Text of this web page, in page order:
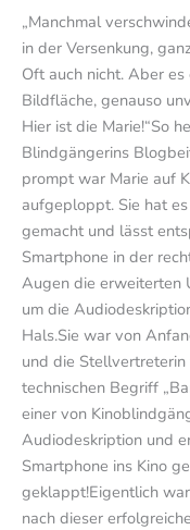
„Manchmal
in der Versenkung,
Oft auch nicht. Aber
Bildfläche, genauso
Hier ist die Marie!“So
Blindgängerins
prompt war Marie auf
aufgeploppt. Sie hat
gemacht und lässt
Smartphone in der
Augen die erweiterten
um die
Hals.Sie war von
und die
technischen Begriff
einer von
Audiodeskription und
Smartphone ins Kino
geklappt!Eigentlich
nach dieser